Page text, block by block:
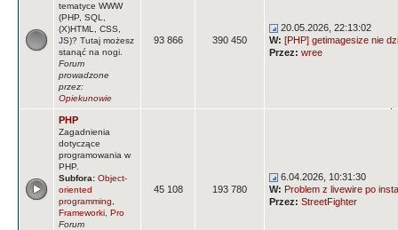
tematyce WWW
(PHP, SQL,
(X)HTML, CSS,
JS)? Tutaj możesz
stanąć na nogi.
Forum
prowadzone
przez:
Opiekunowie
93 866 390 450
20.05.2026, 22:13:02
W: [PHP] getimagesize nie
Przez: wree
PHP
Zagadnienia
dotyczące
programowania w
PHP.
Subfora: Object-
oriented
programming
Frameworki Pro
Forum
45 108 193 780
6.04.2026, 10:31:30
W: Problem z livewire po
Przez: StreetFighter